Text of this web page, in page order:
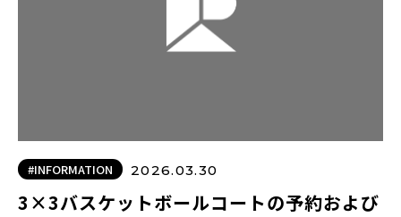
#INFORMATION 2026.03.30
3×3バスケットボールコートの予約および